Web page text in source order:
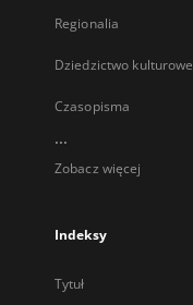
Regionalia
Dziedzictwo kulturowe
Czasopisma
...
Zobacz więcej
Indeksy
Tytuł